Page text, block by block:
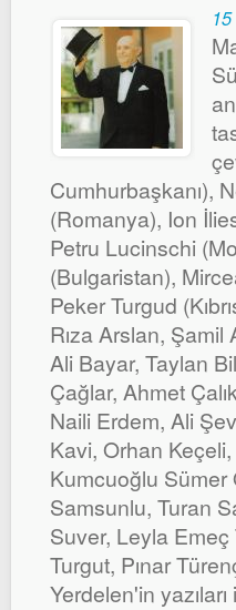
Cumhurbaşkanı),
(Romanya), Ion
Petru Lucinschi
(Bulgaristan),
Peker Turgud
Rıza Arslan,
Ali Bayar, Taylan
Çağlar, Ahmet
Naili Erdem, Ali
Kavi, Orhan Keçeli,
Kumcuoğlu Sümer
Samsunlu, Turan
Suver, Leyla
Turgut, Pınar
Yerdelen'in yazıları